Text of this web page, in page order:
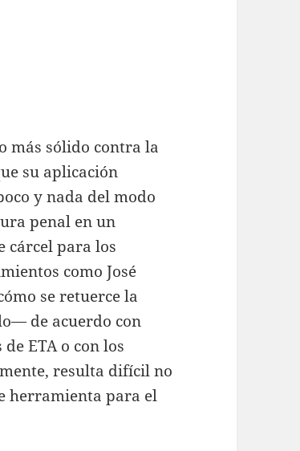
más sólido contra la
su aplicación
y nada del modo
penal en un
cárcel para los
como José
se retuerce la
de acuerdo con
ETA o con los
resulta difícil no
herramienta para el